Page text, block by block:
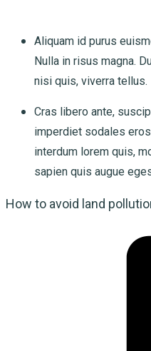
Aliquam id purus
Nulla in risus magna.
nisi quis, viverra tellus.
Cras libero ante,
imperdiet sodales
interdum lorem quis,
sapien quis augue
How to avoid land